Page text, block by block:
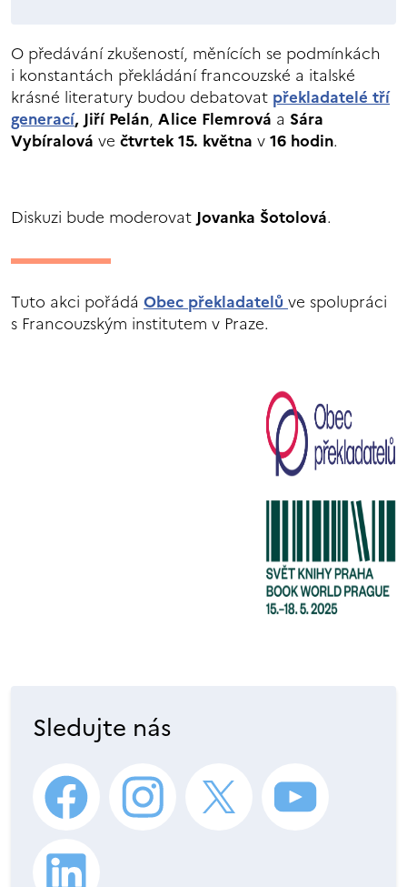
O předávání zkušeností, měnících se podmínkách
i konstantách překládání francouzské a italské
krásné literatury budou debatovat překladatelé tří
generací,Jiří Pelán, Alice Flemrová a Sára
Vybíralová ve čtvrtek 15. května v16 hodin.
Diskuzi bude moderovatJovanka Šotolová.
Tuto akci pořádá Obec překladatelůve spolupráci
s Francouzským institutem v Praze.
Sledujte nás